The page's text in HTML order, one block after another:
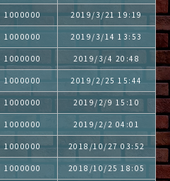
1000000 2019/3/21 19:19
1000000 2019/3/14 13:53
1000000 2019/3/4 20:48
1000000 2019/2/25 15:44
1000000 2019/2/9 15:10
1000000 2019/2/2 04:01
1000000 2018/10/27 03:52
1000000 2018/10/25 18:05